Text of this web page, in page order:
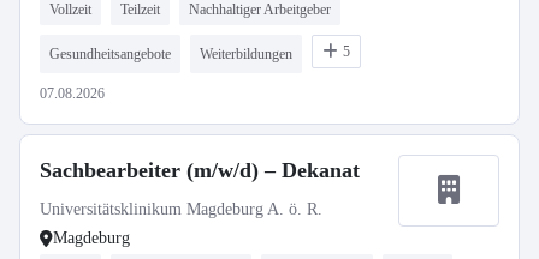
Vollzeit Teilzeit Nachhaltiger Arbeitgeber
Gesundheitsangebote Weiterbildungen 5
07.08.2026
Sachbearbeiter (m/w/d) – Dekanat
Universitätsklinikum Magdeburg A. ö. R.
Magdeburg